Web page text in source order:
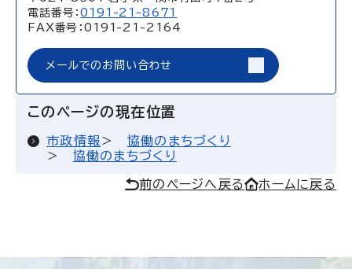
電話番号：0191-21-8671
FAX番号：0191-21-2164
メールでのお問い合わせ
このページの現在位置
市政情報
協働のまちづくり
協働のまちづくり
前のページへ戻る ホームに戻る